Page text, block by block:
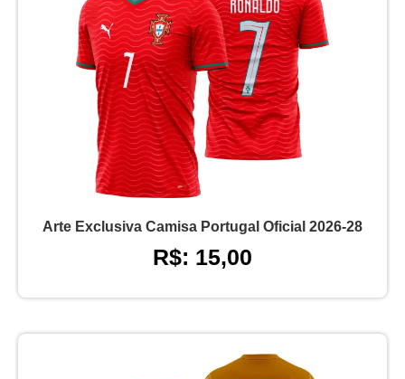
Arte Exclusiva Camisa Portugal Oficial 2026-28
R$: 15,00